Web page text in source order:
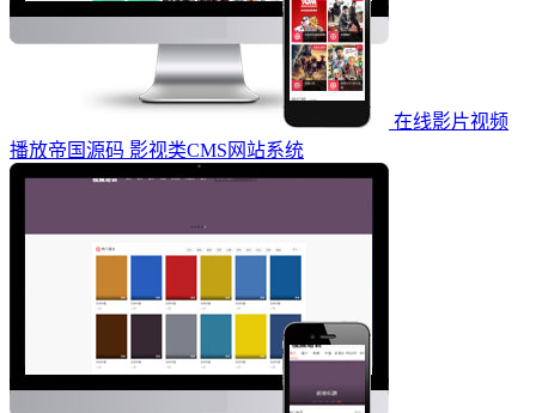
在线影片视频
播放帝国源码 影视类CMS网站系统